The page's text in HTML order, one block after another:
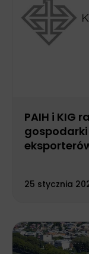
PAIH i KIG
25 stycznia